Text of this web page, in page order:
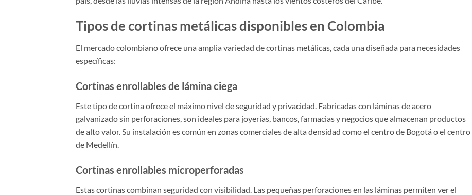
Tipos de cortinas metálicas disponibles en Colombia
El mercado colombiano ofrece una amplia variedad de cortinas metálicas, cada una diseñada para necesidades
específicas:
Cortinas enrollables de lámina ciega
Este tipo de cortina ofrece el máximo nivel de seguridad y privacidad. Fabricadas con láminas de acero
galvanizado sin perforaciones, son ideales para joyerías, bancos, farmacias y negocios que almacenan productos
de alto valor. Su instalación es común en zonas comerciales de alta densidad como el centro de Bogotá o el centro
de Medellín.
Cortinas enrollables microperforadas
Estas cortinas combinan seguridad con visibilidad. Las pequeñas perforaciones en las láminas permiten ver el